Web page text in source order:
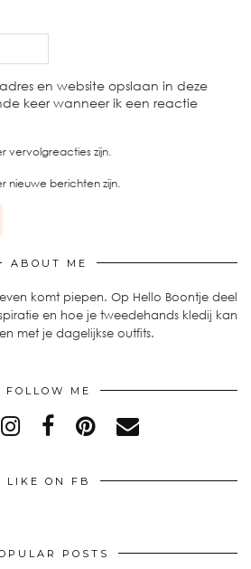
en website opslaan in deze
keer wanneer ik een reactie
vervolgreacties zijn.
nieuwe berichten zijn.
ABOUT ME
komt piepen. Op Hello Boontje deel
en hoe je tweedehands kledij kan
met je dagelijkse outfits.
FOLLOW ME
LIKE ON FB
POSTS